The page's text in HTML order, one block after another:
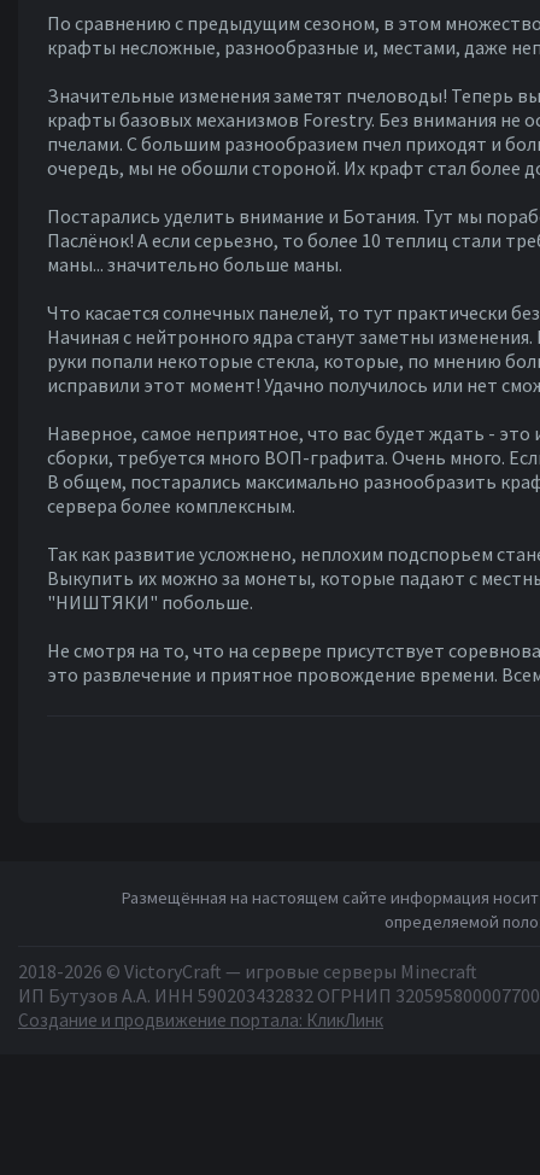
По сравнению с предыдущим сезоном, в этом
крафты несложные, разнообразные и, местами, даже
Значительные изменения заметят пчеловоды! Теперь
крафты базовых механизмов Forestry. Без внимания не
пчелами. С большим разнообразием пчел приходят и
очередь, мы не обошли стороной. Их крафт стал более
Постарались уделить внимание и Ботания. Тут мы
Паслёнок! А если серьезно, то более 10 теплиц стали
маны... значительно больше маны.
Что касается солнечных панелей, то тут практически
Начиная с нейтронного ядра станут заметны
руки попали некоторые стекла, которые, по мнению
исправили этот момент! Удачно получилось или нет
Наверное, самое неприятное, что вас будет ждать -
сборки, требуется много ВОП-графита. Очень много.
В общем, постарались максимально разнообразить
сервера более комплексным.
Так как развитие усложнено, неплохим подспорьем
Выкупить их можно за монеты, которые падают с
"НИШТЯКИ" побольше.
Не смотря на то, что на сервере присутствует
это развлечение и приятное провождение времени.
Размещённая на настоящем сайте информация
определяемой
2018-2026 © VictoryCraft — игровые серверы Minecraft
ИП Бутузов А.А. ИНН 590203432832 ОГРНИП 320595800007700
Создание и продвижение портала: КликЛинк